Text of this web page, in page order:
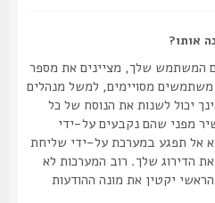
שלך, מציינים את מספר
מסויימים, למשל מנהלים
לשנות את הנוסח של כל
שהם נקבעים על-ידי
במערכת על-ידי שליחת
שלך. רוב המערכות לא
יקטין את מונה ההודעות